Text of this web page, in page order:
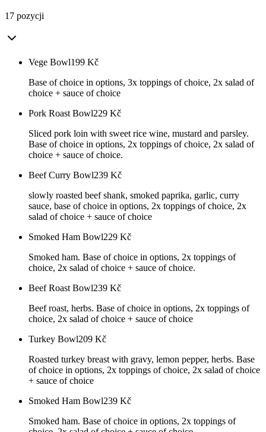
17 pozycji
Vege Bowl199 Kč
Base of choice in options, 3x toppings of choice, 2x salad of
choice + sauce of choice
Pork Roast Bowl229 Kč
Sliced pork loin with sweet rice wine, mustard and parsley.
Base of choice in options, 2x toppings of choice, 2x salad of
choice + sauce of choice.
Beef Curry Bowl239 Kč
slowly roasted beef shank, smoked paprika, garlic, curry
sauce, base of choice in options, 2x toppings of choice, 2x
salad of choice + sauce of choice
Smoked Ham Bowl229 Kč
Smoked ham. Base of choice in options, 2x toppings of
choice, 2x salad of choice + sauce of choice.
Beef Roast Bowl239 Kč
Beef roast, herbs. Base of choice in options, 2x toppings of
choice, 2x salad of choice + sauce of choice
Turkey Bowl209 Kč
Roasted turkey breast with gravy, lemon pepper, herbs. Base
of choice in options, 2x toppings of choice, 2x salad of choice
+ sauce of choice
Smoked Ham Bowl239 Kč
Smoked ham. Base of choice in options, 2x toppings of